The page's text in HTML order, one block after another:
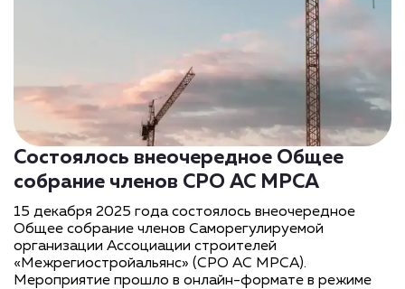
Состоялось внеочередное Общее
собрание членов СРО АС МРСА
15 декабря 2025 года состоялось внеочередное
Общее собрание членов Саморегулируемой
организации Ассоциации строителей
«Межрегиостройальянс» (СРО АС МРСА).
Мероприятие прошло в онлайн-формате в режиме